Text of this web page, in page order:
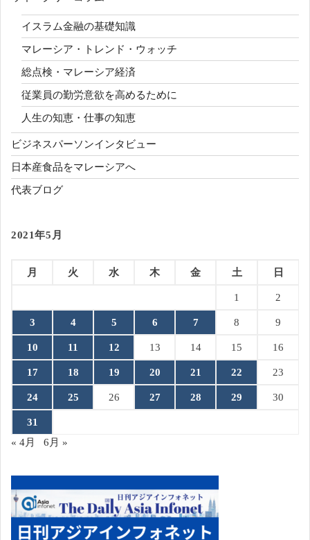
イスラム金融の基礎知識
マレーシア・トレンド・ウォッチ
総点検・マレーシア経済
従業員の勤労意欲を高めるために
人生の知恵・仕事の知恵
ビジネスパーソンインタビュー
日本産食品をマレーシアへ
代表ブログ
2021年5月
月 火 水 木 金 土 日
1 2
3 4 5 6 7 8 9
10 11 12 13 14 15 16
17 18 19 20 21 22 23
24 25 26 27 28 29 30
31
« 4月
6月 »